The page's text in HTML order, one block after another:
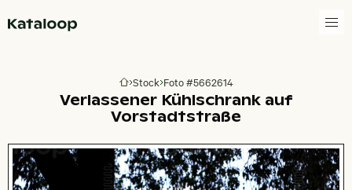
Zur Homepage
Stock Foto #5662614
Verlassener Kühlschrank auf
Vorstadtstraße